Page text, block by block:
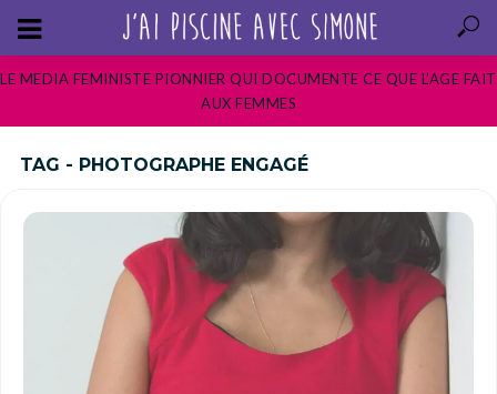
LE MEDIA FEMINISTE PIONNIER QUI DOCUMENTE CE QUE L’AGE FAIT
AUX FEMMES
TAG - PHOTOGRAPHE ENGAGÉ